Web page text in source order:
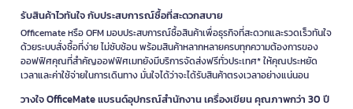
รับสินค้าไวทันใจ กับประสบการณ์ซื้อที่สะดวกสบาย
Officemate หรือ OFM มอบประสบการณ์ซื้อสินค้าเพื่อธุรกิจที่สะดวกและรวดเร็วทันใจ
ด้วยระบบสั่งซื้อที่ง่าย ไม่ซับซ้อน พร้อมสินค้าหลากหลายครบทุกความต้องการของ
ออฟฟิศคุณที่สำคัญออฟฟิศเมทยังมีบริการจัดส่งฟรีทั่วประเทศ* ให้คุณประหยัด
เวลาและค่าใช้จ่ายในการเดินทาง มั่นใจได้ว่าจะได้รับสินค้าตรงเวลาอย่างแน่นอน
วางใจ OfficeMate แบรนด์อุปกรณ์สำนักงาน เครื่องเขียน คุณภาพกว่า 30 ปี